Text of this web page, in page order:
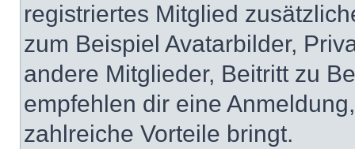
registriertes Mitglied
zum Beispiel Avatarbilder,
andere Mitglieder, Beitritt zu
empfehlen dir eine
zahlreiche Vorteile bringt.